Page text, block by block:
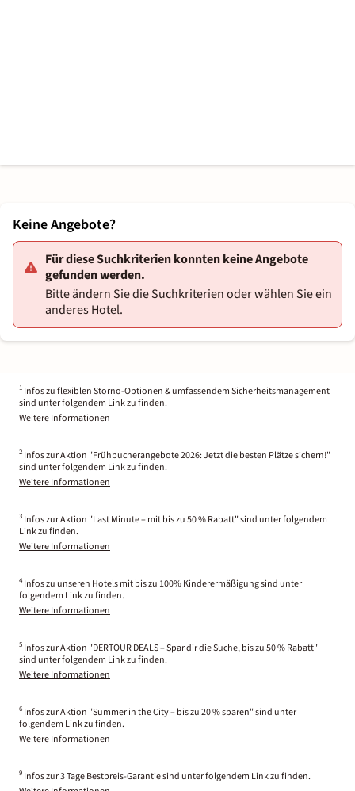
Keine Angebote?
Für diese Suchkriterien konnten keine Angebote
gefunden werden.
Bitte ändern Sie die Suchkriterien oder wählen Sie ein
anderes Hotel.
1 Infos zu flexiblen Storno-Optionen & umfassendem Sicherheitsmanagement
sind unter folgendem Link zu finden.
Weitere Informationen
2 Infos zur Aktion "Frühbucherangebote 2026: Jetzt die besten Plätze sichern!"
sind unter folgendem Link zu finden.
Weitere Informationen
3 Infos zur Aktion "Last Minute – mit bis zu 50 % Rabatt" sind unter folgendem
Link zu finden.
Weitere Informationen
4 Infos zu unseren Hotels mit bis zu 100% Kinderermäßigung sind unter
folgendem Link zu finden.
Weitere Informationen
5 Infos zur Aktion "DERTOUR DEALS – Spar dir die Suche, bis zu 50 % Rabatt"
sind unter folgendem Link zu finden.
Weitere Informationen
6 Infos zur Aktion "Summer in the City – bis zu 20 % sparen" sind unter
folgendem Link zu finden.
Weitere Informationen
9 Infos zur 3 Tage Bestpreis-Garantie sind unter folgendem Link zu finden.